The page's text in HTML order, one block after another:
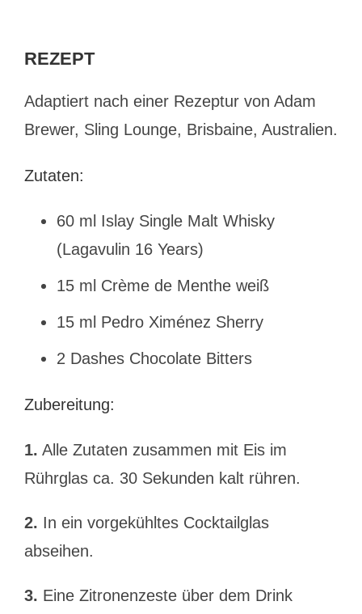
REZEPT
Adaptiert nach einer Rezeptur von Adam
Brewer, Sling Lounge, Brisbaine, Australien.
Zutaten:
60 ml Islay Single Malt Whisky
(Lagavulin 16 Years)
15 ml Crème de Menthe weiß
15 ml Pedro Ximénez Sherry
2 Dashes Chocolate Bitters
Zubereitung:
1. Alle Zutaten zusammen mit Eis im
Rührglas ca. 30 Sekunden kalt rühren.
2. In ein vorgekühltes Cocktailglas
abseihen.
3. Eine Zitronenzeste über dem Drink